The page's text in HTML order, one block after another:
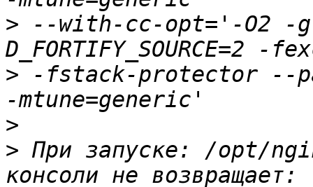
> --with-cc-opt='-O2 -
> -fstack-protector --
>
> При запуске: /opt/